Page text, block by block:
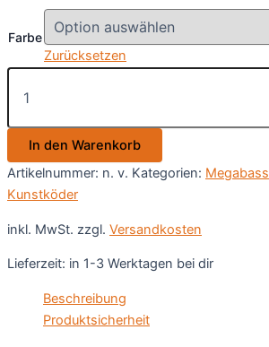
Farbe
Zurücksetzen
Megabass
SSR
MengeIn den Warenkorb
Artikelnummer: n. v. Kategorien: Megabass
Kunstköder
inkl. MwSt. zzgl. Versandkosten
Lieferzeit: in 1-3 Werktagen bei dir
Beschreibung
Produktsicherheit